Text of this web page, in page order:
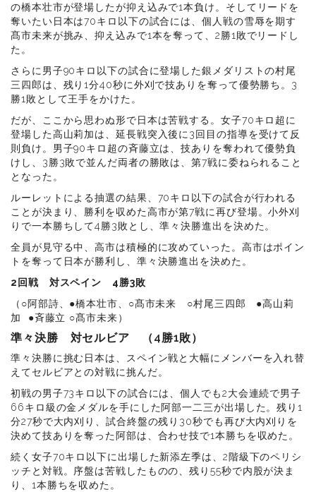
の橋本壮市が登場したが抑え込みで1本負け。そしてリードを
奪いたい日本は70キロ以下の試合には、個人戦の雪辱を期す
髙市未来が挑み、抑え込みで1本を奪って、2勝1敗でリードし
た。
さらに男子90キロ以下の試合に登場した銀メダリストの村尾
三四郎は、残り1分40秒に外刈で技ありを奪って優勢勝ち。3
勝1敗として王手をかけた。
だが、ここから思わぬ形で日本は苦戦する。女子70キロ超に
登場した高山莉加は、延長戦突入後に3回目の指導を受けて反
則負け。男子90キロ超の斉藤立は、技ありを奪われて優勢負
けし、3勝3敗で並んだ両者の勝敗は、第7戦に委ねられること
となった。
ルーレットによる抽選の結果、70キロ以下の試合が行われる
ことが決まり、勝利を収めた高市が第7戦に再び登場。小外刈
りで一本勝ちして4勝3敗とし、準々決勝進出を決めた。
全員が見守る中、高市は積極的に攻めていった。高市はポイン
トを奪って日本が勝利し、準々決勝進出を決めた。
2回戦 対スペイン 4勝3敗
（○阿部詩、●橋本壮市、○髙市未来 ○村尾三四郎 ●高山莉
加 ●斉藤立 ○髙市未来）
準々決勝 対セルビア （4勝1敗）
準々決勝に挑む日本は、スペイン戦と大幅にメンバーを入れ替
えてセルビアとの対戦に挑んだ。
初戦の男子73キロ以下の試合には、個人でも2大会連続で男子
66キロ級の金メダルを手にした阿部一二三が出場した。残り1
分27秒で大内刈り、試合終盤の残り30秒でも再び大内刈りを
決めて技ありを奪った阿部は、合わせ技で1本勝ちを収めた。
続く女子70キロ以下に出場した新添左季は、2階級下のペリシ
ッチと対戦。序盤は苦戦したものの、残り55秒で内股が決ま
り、1本勝ちを収めた。